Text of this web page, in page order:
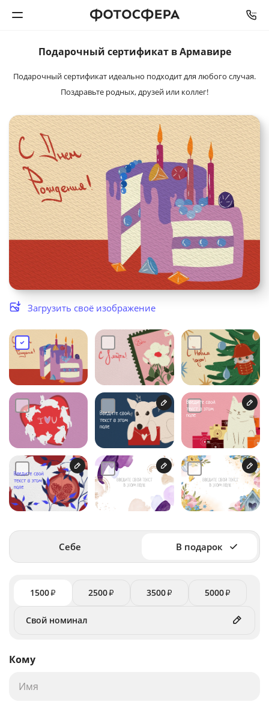
Печать фото
Календари
Интерьерная печать
Фотоподарки
Багетная мастерская
Полиграфия
Услуги и сервис
Магазин
Подарочный сертификат в Армавире
Подарочный сертификат идеально подходит для любого случая.
Поздравьте родных, друзей или коллег!
Загрузить своё изображение
Себе В подарок
1500₽ 2500₽ 3500₽ 5000₽
Кому